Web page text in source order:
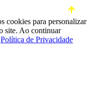
cookies para personalizar
site. Ao continuar
Política de Privacidade